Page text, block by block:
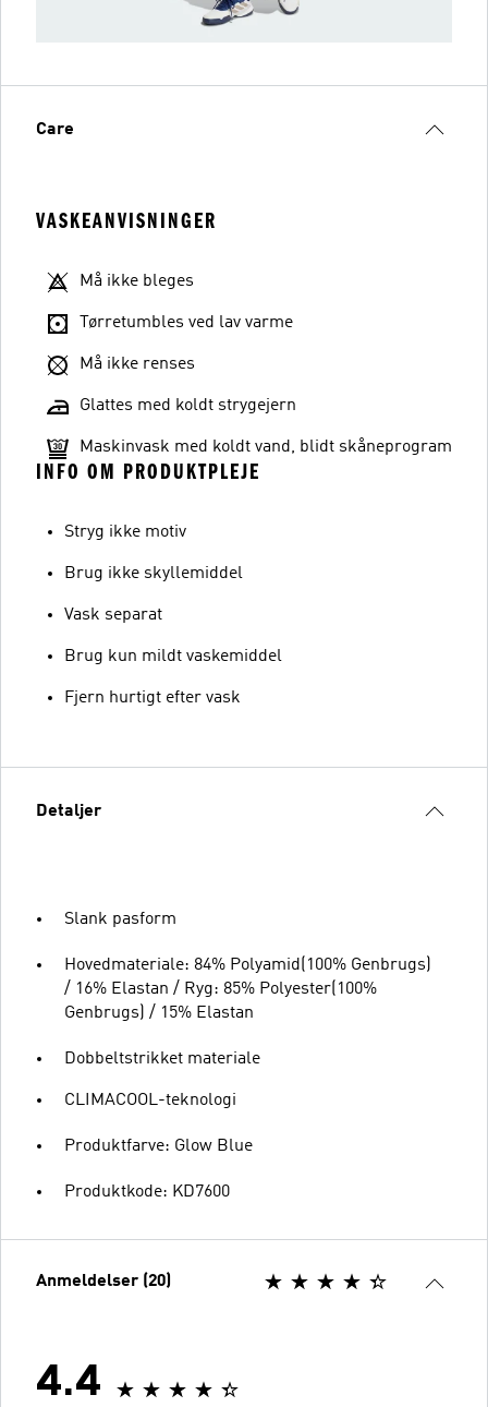
Care
VASKEANVISNINGER
Må ikke bleges
Tørretumbles ved lav varme
Må ikke renses
Glattes med koldt strygejern
Maskinvask med koldt vand, blidt skåneprogram
INFO OM PRODUKTPLEJE
Stryg ikke motiv
Brug ikke skyllemiddel
Vask separat
Brug kun mildt vaskemiddel
Fjern hurtigt efter vask
Detaljer
Slank pasform
Hovedmateriale: 84% Polyamid(100% Genbrugs)
/ 16% Elastan / Ryg: 85% Polyester(100%
Genbrugs) / 15% Elastan
Dobbeltstrikket materiale
CLIMACOOL-teknologi
Produktfarve: Glow Blue
Produktkode: KD7600
Anmeldelser (20)
4.4